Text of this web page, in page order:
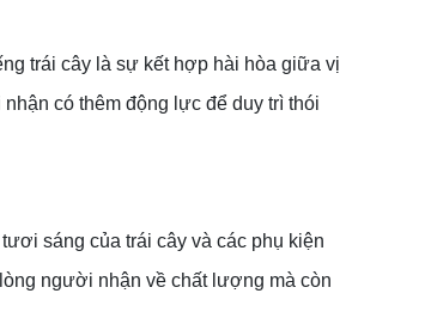
trái cây là sự kết hợp hài hòa giữa vị
có thêm động lực để duy trì thói
sáng của trái cây và các phụ kiện
người nhận về chất lượng mà còn